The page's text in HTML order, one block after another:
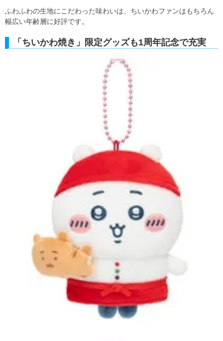
ふわふわの生地にこだわった味わいは、ちいかわファンはもちろん
幅広い年齢層に好評です。
「ちいかわ焼き」限定グッズも1周年記念で充実